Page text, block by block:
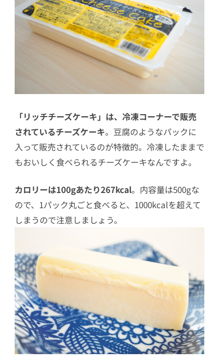
「リッチチーズケーキ」は、冷凍コーナーで販売
されているチーズケーキ。豆腐のようなパックに
入って販売されているのが特徴的。冷凍したままで
もおいしく食べられるチーズケーキなんですよ。
カロリーは100gあたり267kcal。内容量は500gな
ので、1パック丸ごと食べると、1000kcalを超えて
しまうので注意しましょう。